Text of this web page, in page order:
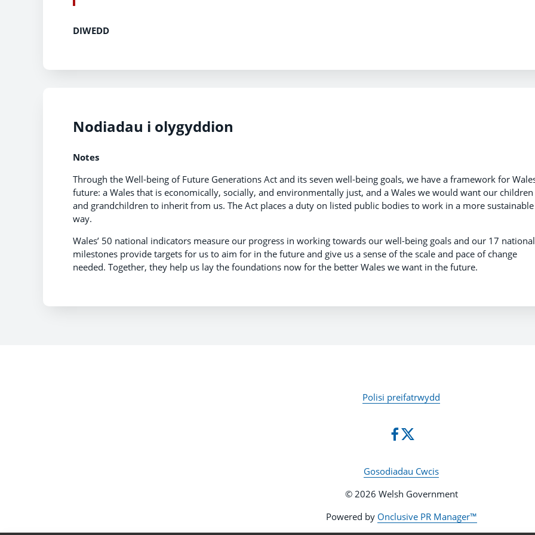
DIWEDD
Nodiadau i olygyddion
Notes
Through the Well-being of Future Generations Act and its seven well-being goals, we have a framework for
future: a Wales that is economically, socially, and environmentally just, and a Wales we would want our children
and grandchildren to inherit from us. The Act places a duty on listed public bodies to work in a more sustainable
way.
Wales’ 50 national indicators measure our progress in working towards our well-being goals and our 17 national
milestones provide targets for us to aim for in the future and give us a sense of the scale and pace of change
needed. Together, they help us lay the foundations now for the better Wales we want in the future.
Polisi preifatrwydd
Gosodiadau Cwcis
© 2026 Welsh Government
Powered by Onclusive PR Manager™